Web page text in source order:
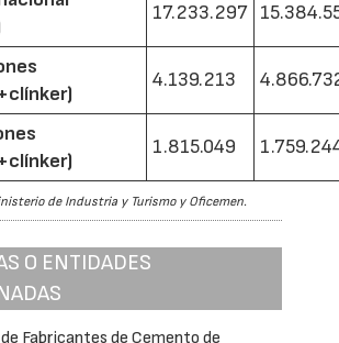
17.233.297
4.139.213
1.815.049
de Industria y Turismo y Oficemen.
O ENTIDADES
Fabricantes de Cemento de